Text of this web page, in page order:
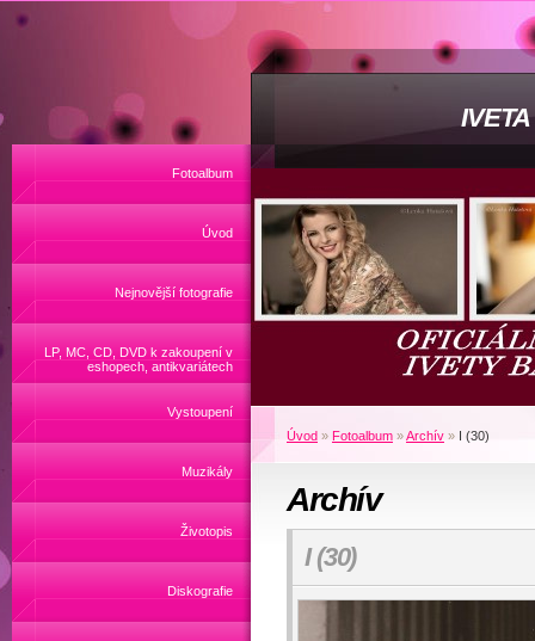
Fotoalbum
Úvod
Nejnovější fotografie
LP, MC, CD, DVD k zakoupení v
eshopech, antikvariátech
Vystoupení
Muzikály
Životopis
Diskografie
Úvod » Fotoalbum »Archív » I (30)
Archív
I (30)